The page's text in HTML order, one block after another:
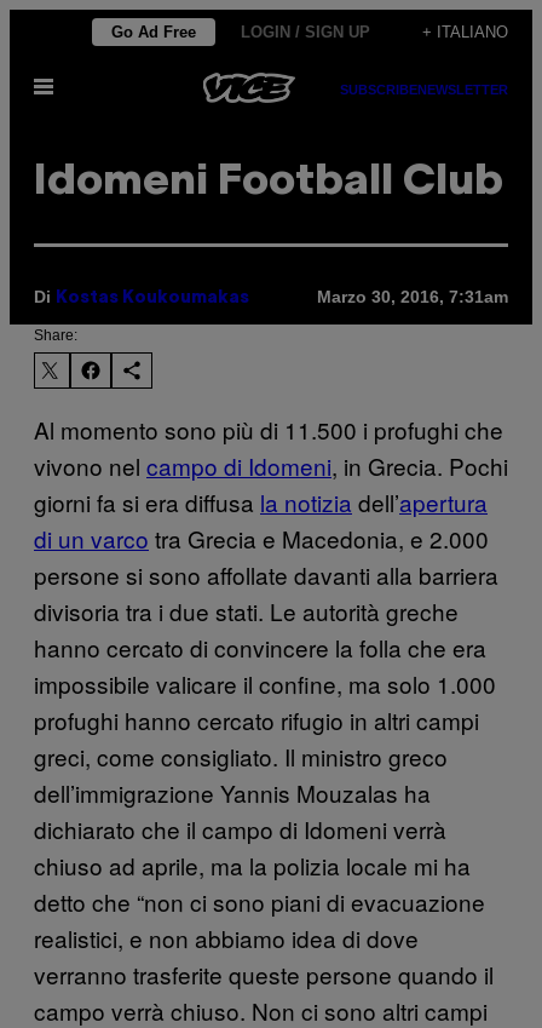
contenuto
Go Ad Free LOGIN / SIGN UP + ITALIANO
Apri
SUBSCRIBENEWSLETTER
Idomeni Football Club
Di Kostas Koukoumakas Marzo 30, 2016, 7:31am
Share:
Al momento sono più di 11.500 i profughi che
vivono nel campo di Idomeni, in Grecia. Pochi
giorni fa si era diffusa la notizia dell’apertura
di un varco tra Grecia e Macedonia, e 2.000
persone si sono affollate davanti alla barriera
divisoria tra i due stati. Le autorità greche
hanno cercato di convincere la folla che era
impossibile valicare il confine, ma solo 1.000
profughi hanno cercato rifugio in altri campi
greci, come consigliato. Il ministro greco
dell’immigrazione Yannis Mouzalas ha
dichiarato che il campo di Idomeni verrà
chiuso ad aprile, ma la polizia locale mi ha
detto che “non ci sono piani di evacuazione
realistici, e non abbiamo idea di dove
verranno trasferite queste persone quando il
campo verrà chiuso. Non ci sono altri campi